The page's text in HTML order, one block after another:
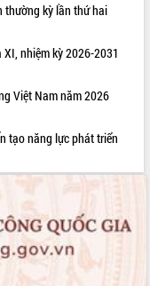
thường kỳ lần thứ hai
nhiệm kỳ 2026-2031
Việt Nam năm 2026
tạo năng lực phát triển